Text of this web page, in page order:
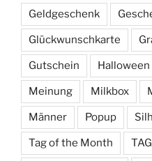
Geldgeschenk
Glückwunschkarte
Gutschein Halloween
Meinung Milkbox
Männer Popup
Tag of the Month